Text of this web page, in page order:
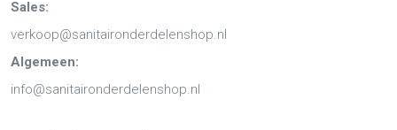
Sales:
verkoop@sanitaironderdelenshop.nl
Algemeen:
info@sanitaironderdelenshop.nl